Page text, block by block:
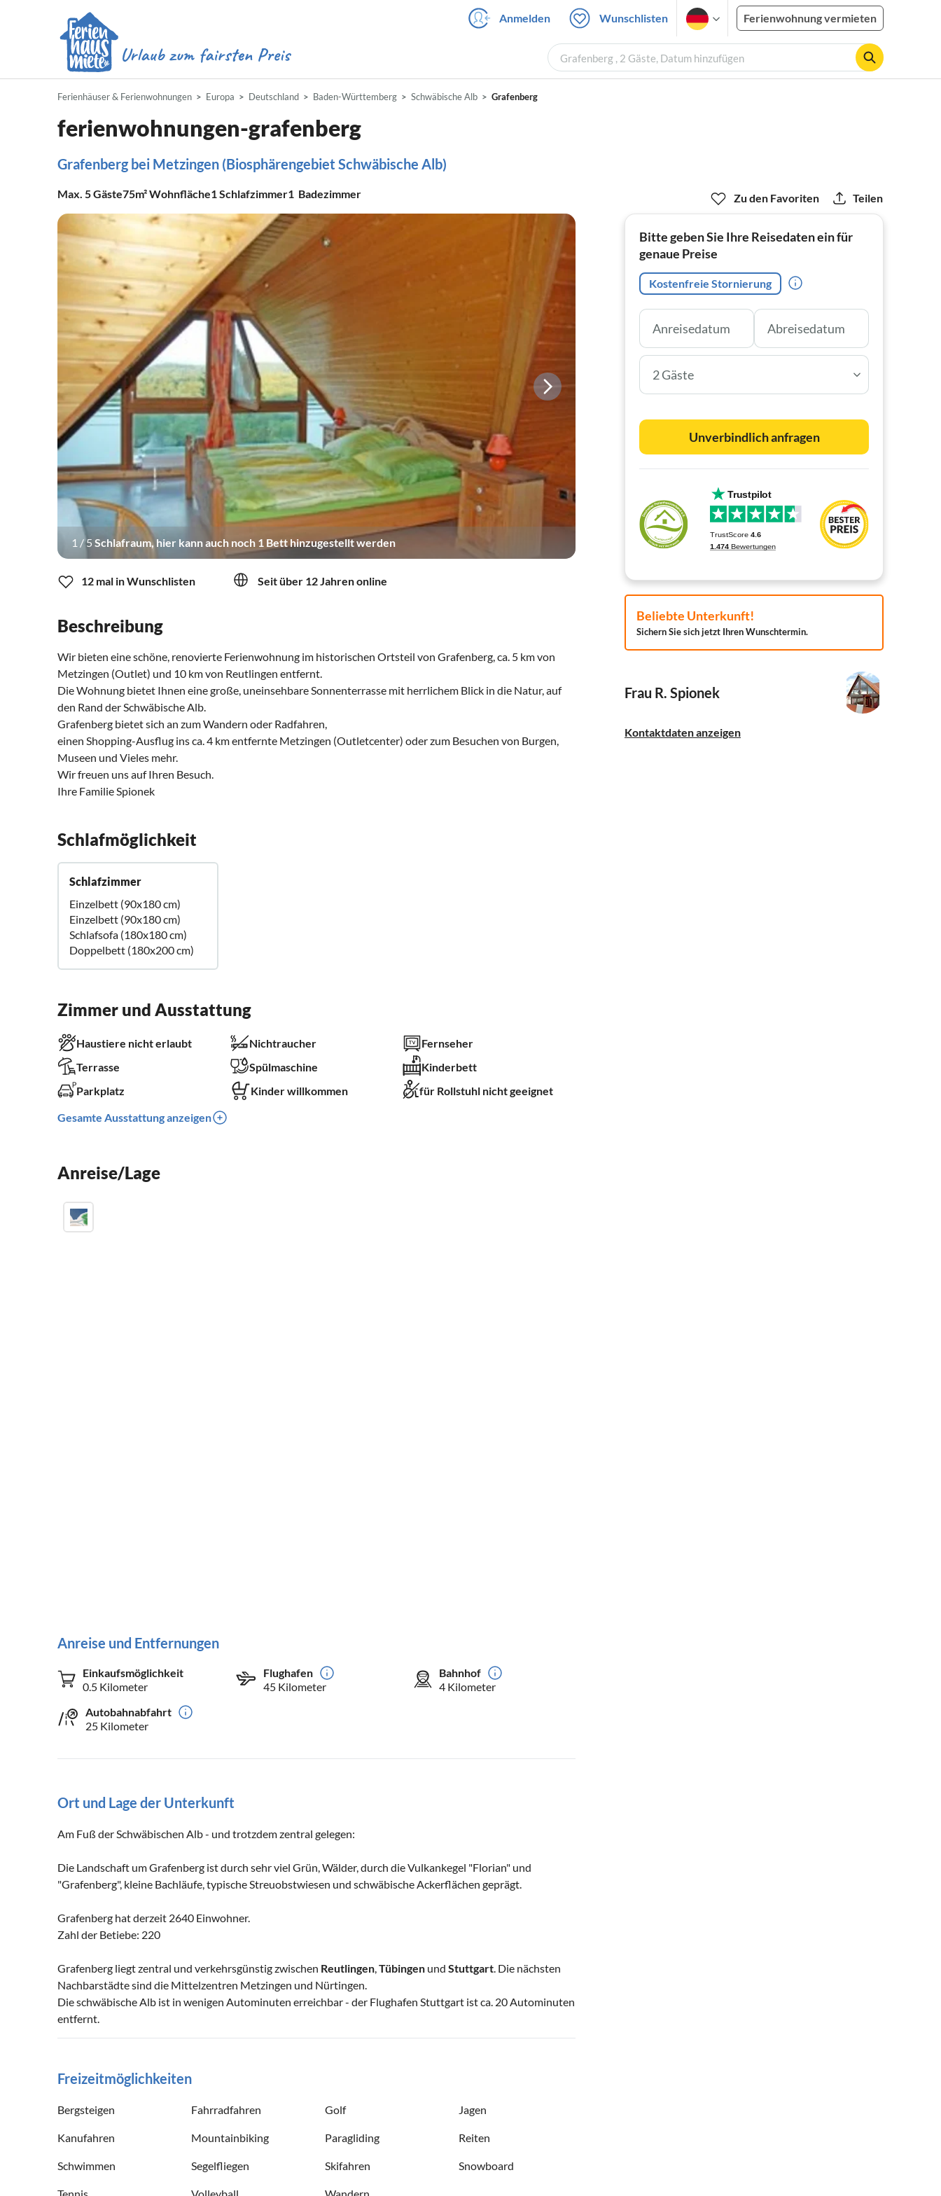
Anmelden Wunschlisten Ferienwohnung vermieten
Grafenberg , 2 Gäste, Datum hinzufügen
Ferienhäuser & Ferienwohnungen Europa Deutschland Baden-Württemberg Schwäbische Alb Grafenberg
ferienwohnungen-grafenberg
Grafenberg bei Metzingen (Biosphärengebiet Schwäbische Alb)
Max. 5Gäste75m²Wohnfläche1Schlafzimmer1 Badezimmer
1 /5 Schlafraum, hier kann auch noch 1 Bett hinzugestellt werden
12 mal in Wunschlisten Seit über 12 Jahren online
Beschreibung
Wir bieten eine schöne, renovierte Ferienwohnung im historischen Ortsteil von Grafenberg, ca. 5 km von
Metzingen (Outlet) und 10 km von Reutlingen entfernt.
Die Wohnung bietet Ihnen eine große, uneinsehbare Sonnenterrasse mit herrlichem Blick in die Natur, auf
den Rand der Schwäbische Alb.
Grafenberg bietet sich an zum Wandern oder Radfahren,
einen Shopping-Ausflug ins ca. 4 km entfernte Metzingen (Outletcenter) oder zum Besuchen von Burgen,
Museen und Vieles mehr.
Wir freuen uns auf Ihren Besuch.
Ihre Familie Spionek
Schlafmöglichkeit
Schlafzimmer
Einzelbett (90x180 cm)
Einzelbett (90x180 cm)
Schlafsofa (180x180 cm)
Doppelbett (180x200 cm)
Zimmer und Ausstattung
Haustiere nicht erlaubt Nichtraucher
Fernseher
Terrasse
Spülmaschine
Kinderbett
Parkplatz
Kinder willkommen
für Rollstuhl nicht geeignet
Gesamte Ausstattung anzeigen
Anreise/Lage
Anreise und Entfernungen
Einkaufsmöglichkeit
0.5 Kilometer
Flughafen
45 Kilometer
Bahnhof
4 Kilometer
Autobahnabfahrt
25 Kilometer
Ort und Lage der Unterkunft
Am Fuß der Schwäbischen Alb - und trotzdem zentral gelegen:
Die Landschaft um Grafenberg ist durch sehr viel Grün, Wälder, durch die Vulkankegel "Florian" und
"Grafenberg", kleine Bachläufe, typische Streuobstwiesen und schwäbische Ackerflächen geprägt.
Grafenberg hat derzeit 2640 Einwohner.
Zahl der Betiebe: 220
Grafenberg liegt zentral und verkehrsgünstig zwischen Reutlingen,Tübingen und Stuttgart. Die nächsten
Nachbarstädte sind die Mittelzentren Metzingen und Nürtingen.
Die schwäbische Alb ist in wenigen Autominuten erreichbar - der Flughafen Stuttgart ist ca. 20 Autominuten
entfernt.
Freizeitmöglichkeiten
Bergsteigen Fahrradfahren Golf Jagen
Kanufahren Mountainbiking Paragliding Reiten
Schwimmen Segelfliegen Skifahren Snowboard
Zu den Favoriten Teilen
Bitte geben Sie Ihre Reisedaten ein für
genaue Preise
Kostenfreie Stornierung
2 Gäste
Unverbindlich anfragen
Beliebte Unterkunft!
Sichern Sie sich jetzt Ihren Wunschtermin.
Frau R. Spionek
Kontaktdaten anzeigen